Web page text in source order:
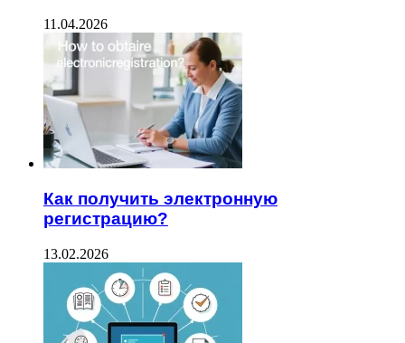
11.04.2026
Как получить электронную
регистрацию?
13.02.2026